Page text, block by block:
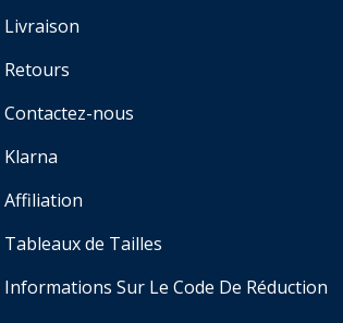
Livraison
Retours
Contactez-nous
Klarna
Affiliation
Tableaux de Tailles
Informations Sur Le Code De Réduction